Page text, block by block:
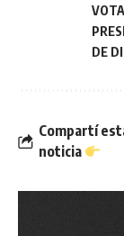
DE
Compartí
noticia